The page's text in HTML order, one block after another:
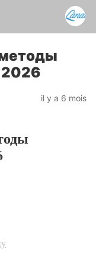
2026
il y a 6 mois